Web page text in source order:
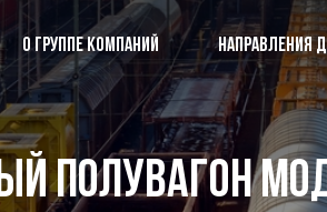
О ГРУППЕ КОМПАНИЙ НАПРАВЛЕНИЯ
О группе компаний
Направления
полувагон